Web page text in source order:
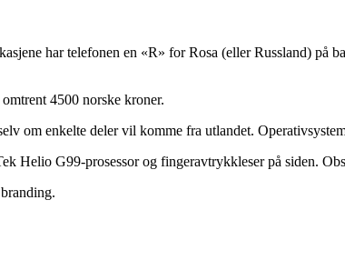
har telefonen en «R» for Rosa (eller Russland)
4500 norske kroner.
om enkelte deler vil komme fra utlandet.
Helio G99-prosessor og fingeravtrykkleser på siden.